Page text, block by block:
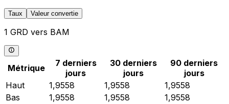
Taux Valeur convertie
1 GRD vers BAM
Métrique
7 derniers
jours
30 derniers
jours
90 derniers
jours
Haut
1,9558 1,9558
1,9558
Bas
1,9558 1,9558
1,9558